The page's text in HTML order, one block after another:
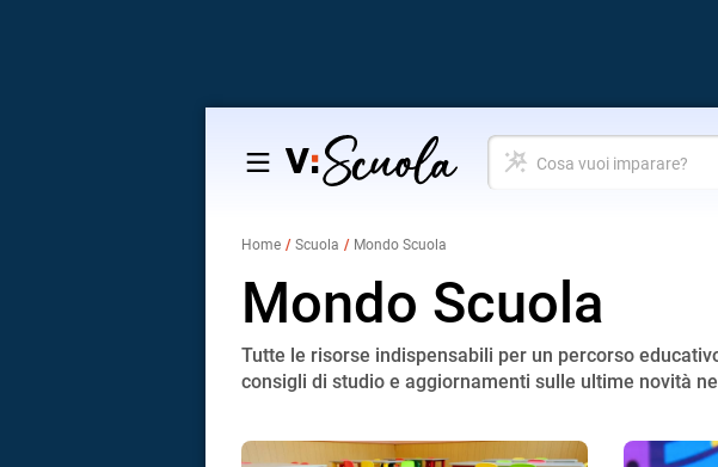
Salta
Cosa
vuoi
Home Scuola Mondo Scuola
Mondo Scuola
Tutte le risorse indispensabili per un percorso
consigli di studio e aggiornamenti sulle ultime novità